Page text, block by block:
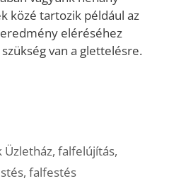
közé tartozik például az
eléréséhez
van a glettelésre.
Üzletház,falfelújítás,
, falfestés